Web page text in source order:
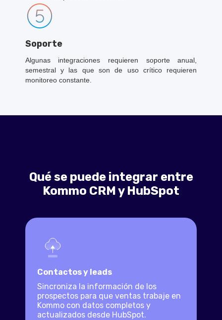
Soporte
Algunas integraciones requieren soporte anual,
semestral y las que son de uso crítico requieren
monitoreo constante.
Qué se puede integrar entre
Kommo CRM y HubSpot
Contactos y leads
Sincroniza la información de los
prospectos para que ventas trabaje en
Kommo con datos completos y
actualizados desde HubSpot.